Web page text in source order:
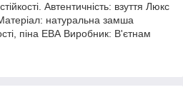
Автентичність: взуття Люкс
натуральна замша
піна ЕВА Виробник: В'єтнам